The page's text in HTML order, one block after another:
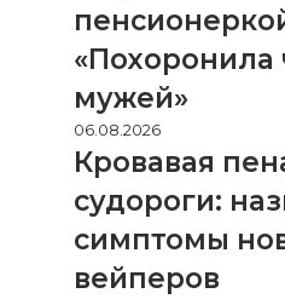
«Похоронила
мужей»
06.08.2026
Кровавая
судороги:
симптомы
вейперов